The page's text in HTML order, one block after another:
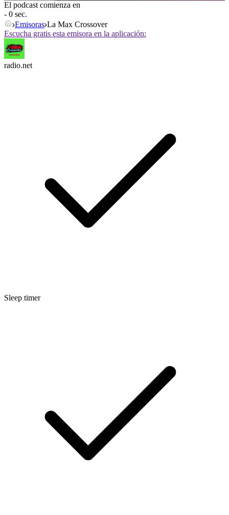
El podcast comienza en
- 0 sec.
Emisoras La Max Crossover
Escucha gratis esta emisora en la aplicación:
radio.net
Sleep timer